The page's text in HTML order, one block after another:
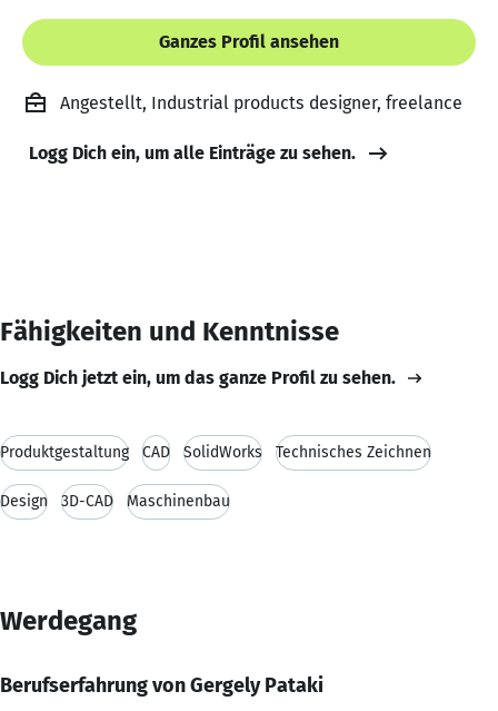
Ganzes Profil ansehen
Angestellt, Industrial products designer, freelance
Logg Dich ein, um alle Einträge zu sehen.
Fähigkeiten und Kenntnisse
Logg Dich jetzt ein, um das ganze Profil zu sehen.
Produktgestaltung CAD SolidWorks Technisches Zeichnen
Design 3D-CAD Maschinenbau
Werdegang
Berufserfahrung von Gergely Pataki